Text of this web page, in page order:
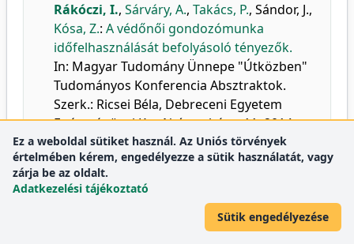
Rákóczi, I., Sárváry, A., Takács, P., Sándor, J.,
Kósa, Z.: A védőnői gondozómunka
időfelhasználását befolyásoló tényezők.
In: Magyar Tudomány Ünnepe "Útközben"
Tudományos Konferencia Absztraktok.
Szerk.: Ricsei Béla, Debreceni Egyetem
Egészségügyi Kar, Nyíregyháza, 11, 2014.
DEA
47.Rákóczi, I.,Fogarasi-Grenczer, A.
Szoptatási szokások
roma és nem roma anyák körében =
Ez a weboldal sütiket használ. Az Uniós törvények
értelmében kérem, engedélyezze a sütik használatát, vagy
zárja be az oldalt.
Adatkezelési tájékoztató
Sütik engedélyezése